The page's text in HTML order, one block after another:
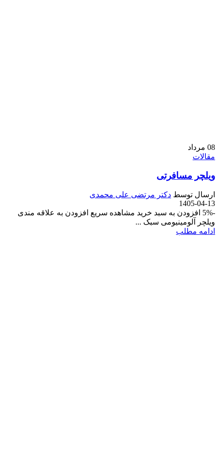
08 مرداد
مقالات
ویلچر مسافرتی
ارسال توسط دکتر مرتضی علی محمدی
1405-04-13
-5% افزودن به سبد خرید مشاهده سریع افزودن به علاقه مندی
ویلچر آلومینیومی سبک ...
ادامه مطلب